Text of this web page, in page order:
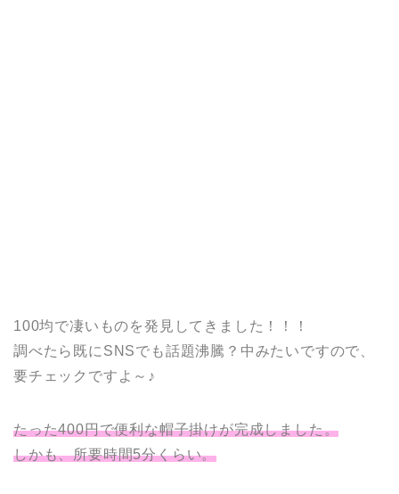
100均で凄いものを発見してきました！！！
調べたら既にSNSでも話題沸騰？中みたいですので、
要チェックですよ～♪
たった400円で便利な帽子掛けが完成しました。
しかも、所要時間5分くらい。